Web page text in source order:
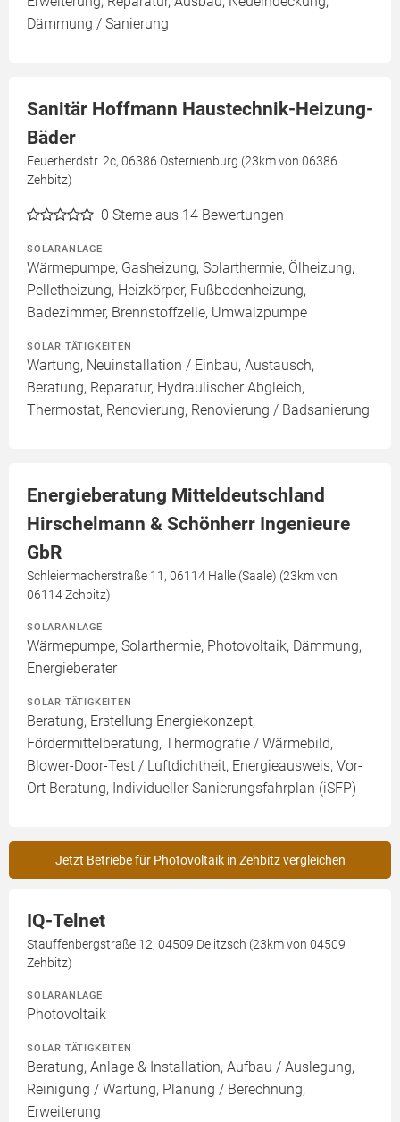
Dämmung / Sanierung
Sanitär Hoffmann Haustechnik-Heizung-
Bäder
Feuerherdstr. 2c, 06386 Osternienburg (23km von 06386
Zehbitz)
0 Sterne aus 14 Bewertungen
SOLARANLAGE
Wärmepumpe, Gasheizung, Solarthermie, Ölheizung,
Pelletheizung, Heizkörper, Fußbodenheizung,
Badezimmer, Brennstoffzelle, Umwälzpumpe
SOLAR TÄTIGKEITEN
Wartung, Neuinstallation / Einbau, Austausch,
Beratung, Reparatur, Hydraulischer Abgleich,
Thermostat, Renovierung, Renovierung / Badsanierung
Energieberatung Mitteldeutschland
Hirschelmann & Schönherr Ingenieure
GbR
Schleiermacherstraße 11, 06114 Halle (Saale) (23km von
06114 Zehbitz)
SOLARANLAGE
Wärmepumpe, Solarthermie, Photovoltaik, Dämmung,
Energieberater
SOLAR TÄTIGKEITEN
Beratung, Erstellung Energiekonzept,
Fördermittelberatung, Thermografie / Wärmebild,
Blower-Door-Test / Luftdichtheit, Energieausweis, Vor-
Ort Beratung, Individueller Sanierungsfahrplan (iSFP)
Jetzt Betriebe für Photovoltaik in Zehbitz vergleichen
IQ-Telnet
Stauffenbergstraße 12, 04509 Delitzsch (23km von 04509
Zehbitz)
SOLARANLAGE
Photovoltaik
SOLAR TÄTIGKEITEN
Beratung, Anlage & Installation, Aufbau / Auslegung,
Reinigung / Wartung, Planung / Berechnung,
Erweiterung